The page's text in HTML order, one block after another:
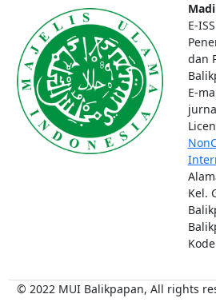
E-
dan
E-
Kel.
© 2022 MUI Balikpapan, All rights